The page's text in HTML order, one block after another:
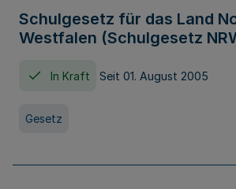
Schulgesetz für das Land
Westfalen (Schulgesetz
In Kraft Seit 01. August 2005
Gesetz